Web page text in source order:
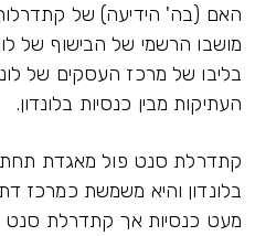
האם (בה' הידיעה) של
מושבו הרשמי של הבישוף של
בליבו של מרכז העסקים של
העתיקות מבין כנסיות בלונדון.
קתדרלת סנט פול מאגדת
בלונדון והיא משמשת כמרכז
מעט כנסיות אך קתדרלת סנט